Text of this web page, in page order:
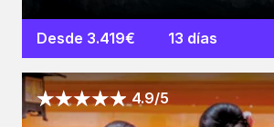
Desde 3.419€ 13 días
4.9/5